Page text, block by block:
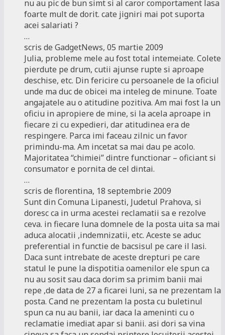
nu au pic de bun simt si al caror comportament lasa
foarte mult de dorit. cate jigniri mai pot suporta
acei salariati ?
…
scris de GadgetNews, 05 martie 2009
Julia, probleme mele au fost total intemeiate. Colete
pierdute pe drum, cutii ajunse rupte si aproape
deschise, etc. Din fericire cu persoanele de la oficiul
unde ma duc de obicei ma inteleg de minune. Toate
angajatele au o atitudine pozitiva. Am mai fost la un
oficiu in apropiere de mine, si la acela aproape in
fiecare zi cu expedieri, dar atitudinea era de
respingere. Parca imi faceau zilnic un favor
primindu-ma. Am incetat sa mai dau pe acolo.
Majoritatea “chimiei” dintre functionar – oficiant si
consumator e pornita de cel dintai.
…
scris de florentina, 18 septembrie 2009
Sunt din Comuna Lipanesti, Judetul Prahova, si
doresc ca in urma acestei reclamatii sa e rezolve
ceva. in fiecare luna domnele de la posta uita sa mai
aduca alocatii ,indemnizatii, etc. Aceste se aduc
preferential in functie de bacsisul pe care il lasi.
Daca sunt intrebate de aceste drepturi pe care
statul le pune la dispotitia oamenilor ele spun ca
nu au sosit sau daca dorim sa primim banii mai
repe ,de data de 27 a ficarei luni, sa ne prezentam la
posta. Cand ne prezentam la posta cu buletinul
spun ca nu au banii, iar daca la ameninti cu o
reclamatie imediat apar si banii. asi dori sa vina